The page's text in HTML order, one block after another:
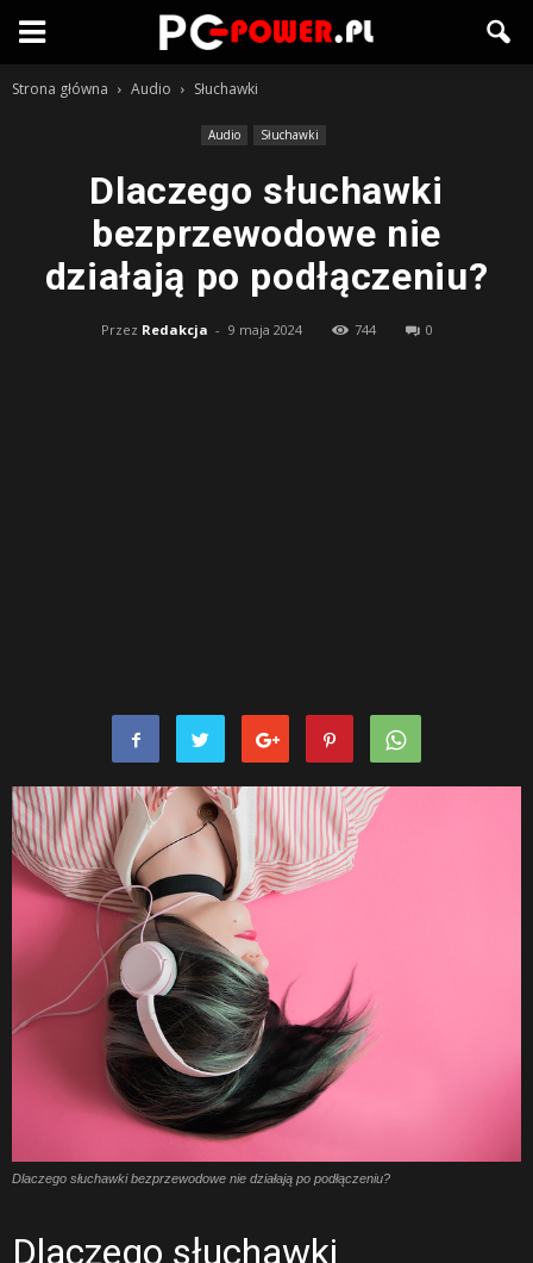
Strona główna Audio Słuchawki
Audio Słuchawki
Dlaczego słuchawki
bezprzewodowe nie
działają po podłączeniu?
Przez Redakcja - 9 maja 2024 744 0
Dlaczego słuchawki bezprzewodowe nie działają po podłączeniu?
Dlaczego słuchawki